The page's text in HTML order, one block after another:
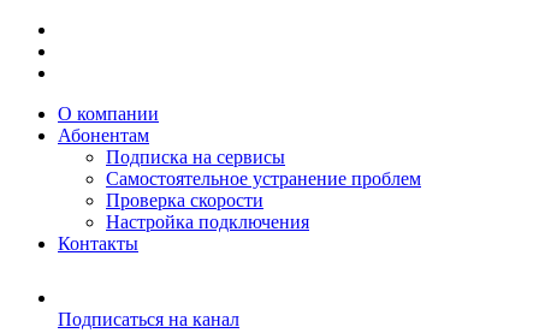
О компании
Абонентам
Подписка на сервисы
Самостоятельное устранение проблем
Проверка скорости
Настройка подключения
Контакты
Подписаться на канал